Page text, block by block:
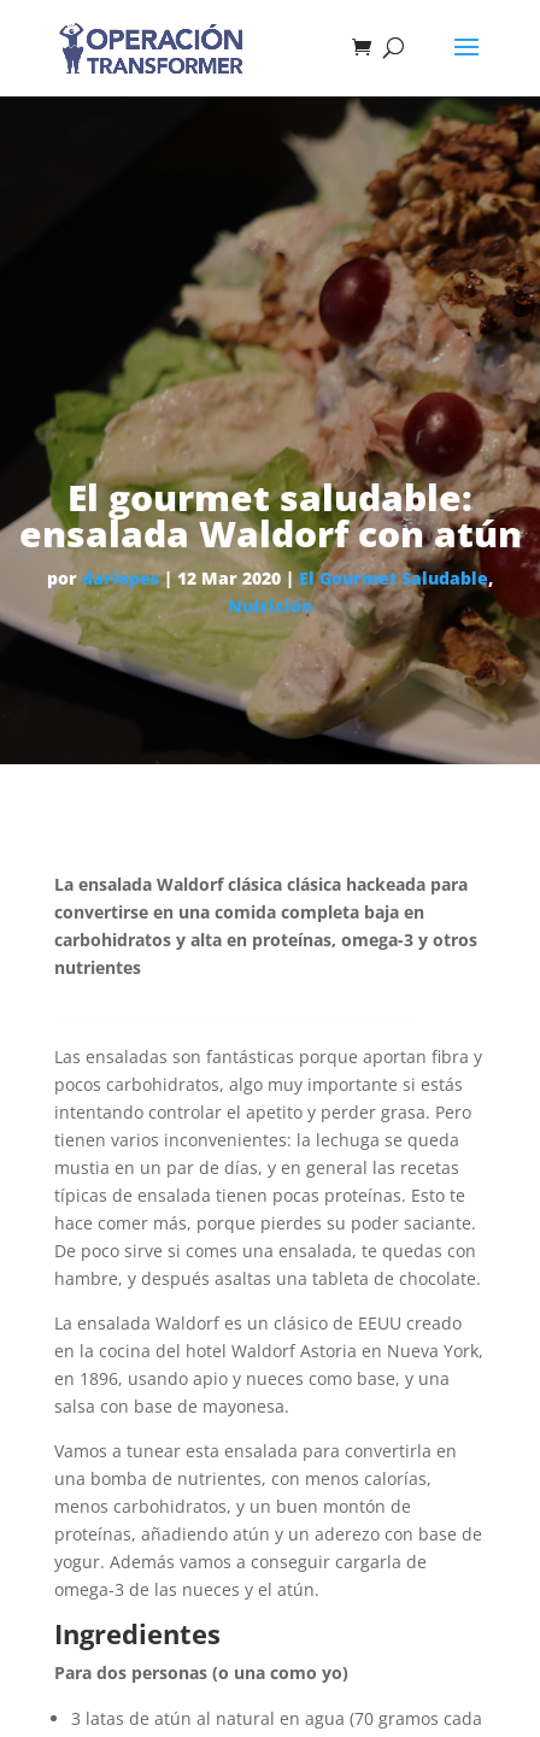
El gourmet saludable:
ensalada Waldorf con atún
por dariopes|12 Mar 2020 |El Gourmet Saludable,
Nutrición
La ensalada Waldorf clásica clásica hackeada para
convertirse en una comida completa baja en
carbohidratos y alta en proteínas, omega-3 y otros
nutrientes
Las ensaladas son fantásticas porque aportan fibra y
pocos carbohidratos, algo muy importante si estás
intentando controlar el apetito y perder grasa. Pero
tienen varios inconvenientes: la lechuga se queda
mustia en un par de días, y en general las recetas
típicas de ensalada tienen pocas proteínas. Esto te
hace comer más, porque pierdes su poder saciante.
De poco sirve si comes una ensalada, te quedas con
hambre, y después asaltas una tableta de chocolate.
La ensalada Waldorf es un clásico de EEUU creado
en la cocina del hotel Waldorf Astoria en Nueva York,
en 1896, usando apio y nueces como base, y una
salsa con base de mayonesa.
Vamos a tunear esta ensalada para convertirla en
una bomba de nutrientes, con menos calorías,
menos carbohidratos, y un buen montón de
proteínas, añadiendo atún y un aderezo con base de
yogur. Además vamos a conseguir cargarla de
omega-3 de las nueces y el atún.
Ingredientes
Para dos personas (o una como yo)
3 latas de atún al natural en agua (70 gramos cada